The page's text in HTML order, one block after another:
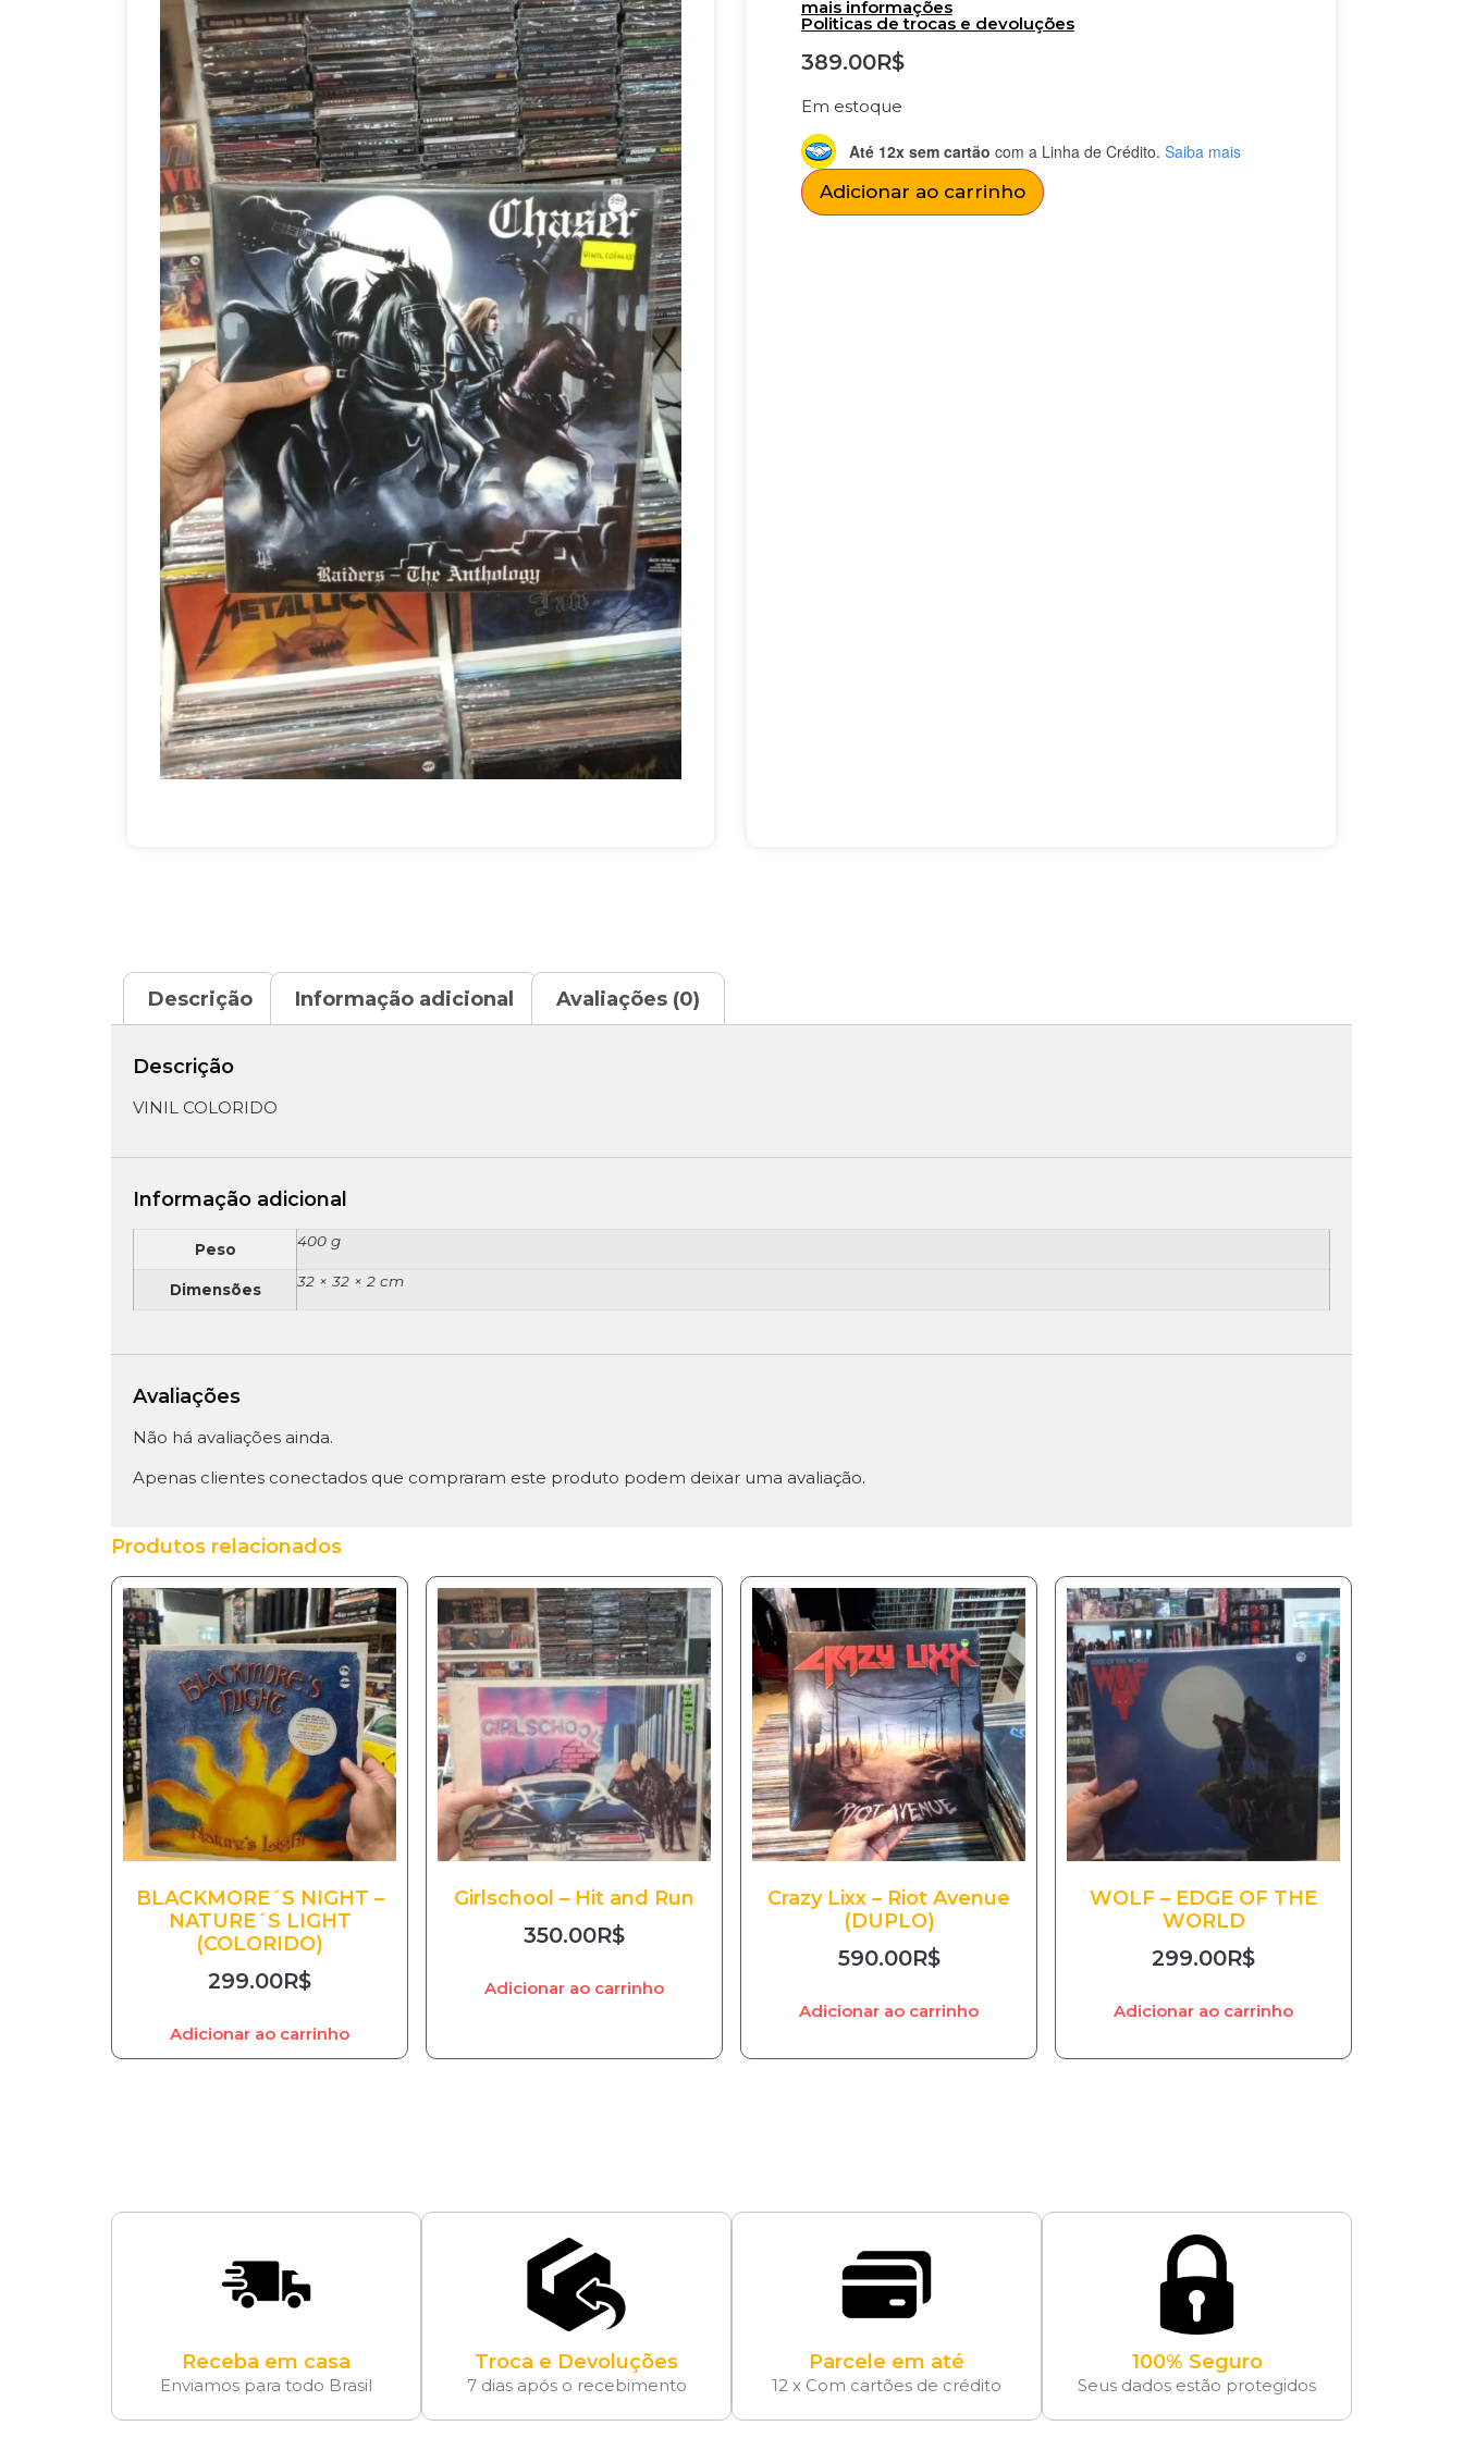
mais informações
Politicas de trocas e devoluções
389.00R$
Em estoque
Até 12x sem cartão com a Linha de Crédito. Saiba mais
Adicionar ao carrinho
Descrição Informação adicional Avaliações (0)
Descrição
VINIL COLORIDO
Informação adicional
Peso 400 g
Dimensões 32 × 32 × 2 cm
Avaliações
Não há avaliações ainda.
Apenas clientes conectados que compraram este produto podem deixar uma avaliação.
Produtos relacionados
BLACKMORE´S NIGHT –
NATURE´S LIGHT
(COLORIDO)
299.00R$
Adicionar ao carrinho
Girlschool – Hit and Run
350.00R$
Adicionar ao carrinho
Crazy Lixx – Riot Avenue
(DUPLO)
590.00R$
Adicionar ao carrinho
WOLF – EDGE OF THE
WORLD
299.00R$
Adicionar ao carrinho
Receba em casa
Enviamos para todo Brasil
Troca e Devoluções
7 dias após o recebimento
Parcele em até
12 x Com cartões de crédito
100% Seguro
Seus dados estão protegidos